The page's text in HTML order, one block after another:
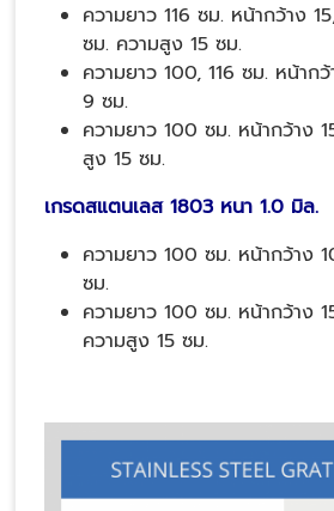
ความยาว 116 ซม. หน้ากว้าง
ซม. ความสูง 15 ซม.
ความยาว 100, 116 ซม. หน้าก
9 ซม.
ความยาว 100 ซม. หน้ากว้าง
สูง 15 ซม.
เกรดสแตนเลส 1803 หนา 1.0 มิล.
ความยาว 100 ซม. หน้ากว้าง
ซม.
ความยาว 100 ซม. หน้ากว้าง
ความสูง 15 ซม.